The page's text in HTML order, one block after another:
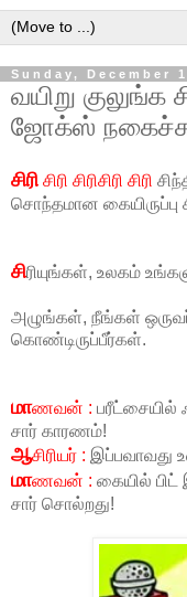
Sunday, December
வயிறு குலுங்க
ஜோக்ஸ்
சிரி சிரி சிரிசிரி சிரி
சொந்தமான கையிருப்பு சிரி
சிரியுங்கள், உலகம்
அழுங்கள், நீங்கள்
கொண்டிருப்பீர்கள்.
மாணவன் :
சார் காரணம்!
ஆசிரியர் : இப்பவாவது
மாணவன் : கையில்
சார் சொல்றது!